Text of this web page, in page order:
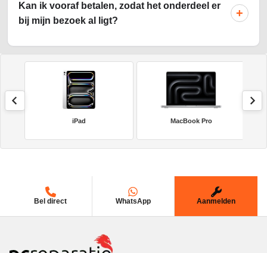
Kan ik vooraf betalen, zodat het onderdeel er
bij mijn bezoek al ligt?
+
iPad MacBook Pro
Bel direct WhatsApp Aanmelden